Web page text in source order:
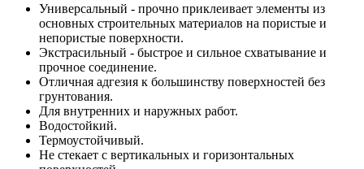
Универсальный - прочно приклеивает элементы из
основных строительных материалов на пористые и
непористые поверхности.
Экстрасильный - быстрое и сильное схватывание и
прочное соединение.
Отличная адгезия к большинству поверхностей без
грунтования.
Для внутренних и наружных работ.
Водостойкий.
Термоустойчивый.
Не стекает с вертикальных и горизонтальных